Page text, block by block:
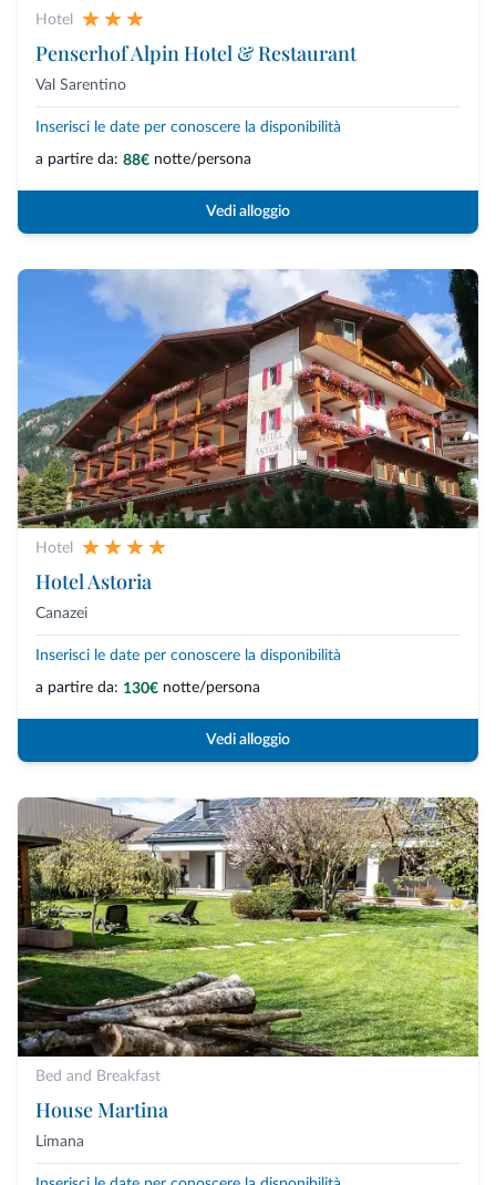
Hotel
Penserhof Alpin Hotel & Restaurant
Val Sarentino
Inserisci le date per conoscere la disponibilità
a partire da: 88€ notte/persona
Vedi alloggio
Hotel
Hotel Astoria
Canazei
Inserisci le date per conoscere la disponibilità
a partire da: 130€ notte/persona
Vedi alloggio
Bed and Breakfast
House Martina
Limana